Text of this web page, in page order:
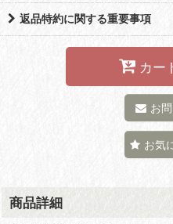
返品特約に関する重要事項
カー
お
お気
商品詳細